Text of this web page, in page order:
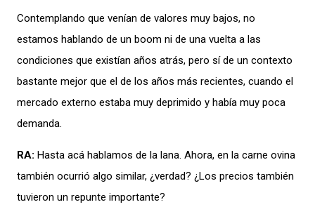
Contemplando que venían de valores muy bajos, no
estamos hablando de un boom ni de una vuelta a las
condiciones que existían años atrás, pero sí de un contexto
bastante mejor que el de los años más recientes, cuando el
mercado externo estaba muy deprimido y había muy poca
demanda.
RA: Hasta acá hablamos de la lana. Ahora, en la carne ovina
también ocurrió algo similar, ¿verdad? ¿Los precios también
tuvieron un repunte importante?